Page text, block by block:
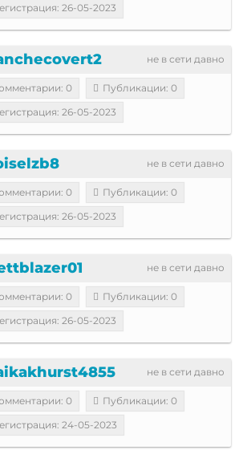
26-05-2023
не в сети давно
0
Публикации: 0
26-05-2023
не в сети давно
0
Публикации: 0
26-05-2023
не в сети давно
0
Публикации: 0
26-05-2023
не в сети давно
0
Публикации: 0
24-05-2023